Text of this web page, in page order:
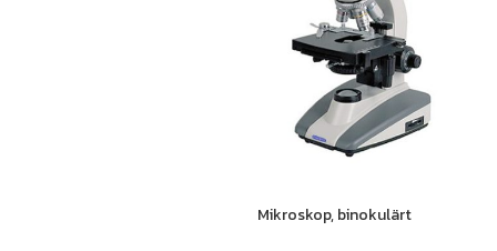
Mikroskop, binokulärt